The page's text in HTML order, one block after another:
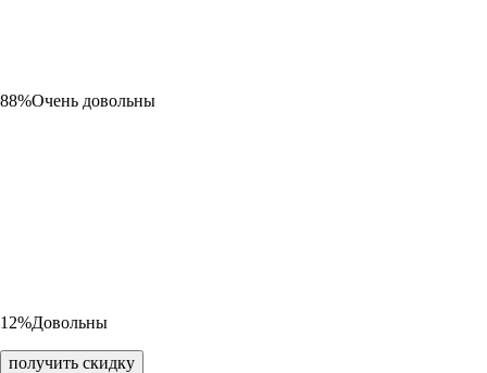
88%Очень довольны
12%Довольны
получить скидку